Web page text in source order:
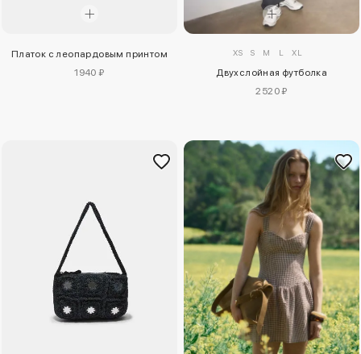
Платок с леопардовым принтом
1940 ₽
XS S M L XL
Двухслойная футболка
2520 ₽